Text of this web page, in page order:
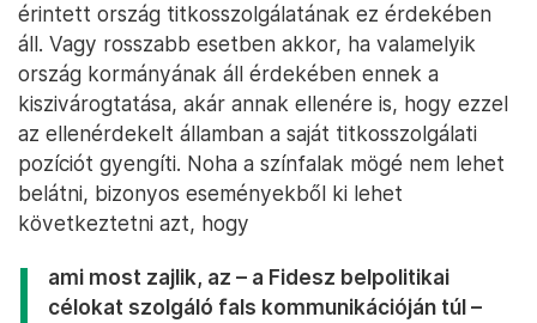
érintett ország titkosszolgálatának ez érdekében
áll. Vagy rosszabb esetben akkor, ha valamelyik
ország kormányának áll érdekében ennek a
kiszivárogtatása, akár annak ellenére is, hogy ezzel
az ellenérdekelt államban a saját titkosszolgálati
pozíciót gyengíti. Noha a színfalak mögé nem lehet
belátni, bizonyos eseményekből ki lehet
következtetni azt, hogy
ami most zajlik, az – a Fidesz belpolitikai
célokat szolgáló fals kommunikációján túl –